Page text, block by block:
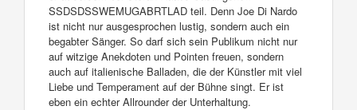
SSDSDSSWEMUGABRTLAD teil. Denn Joe Di Nardo
ist nicht nur ausgesprochen lustig, sondern auch ein
begabter Sänger. So darf sich sein Publikum nicht nur
auf witzige Anekdoten und Pointen freuen, sondern
auch auf italienische Balladen, die der Künstler mit viel
Liebe und Temperament auf der Bühne singt. Er ist
eben ein echter Allrounder der Unterhaltung.